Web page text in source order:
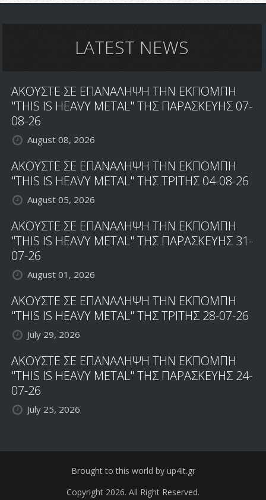
LATEST NEWS
ΑΚΟΥΣΤΕ ΣΕ ΕΠΑΝΑΛΗΨΗ ΤΗΝ ΕΚΠΟΜΠΗ
"THIS IS HEAVY METAL" ΤΗΣ ΠΑΡΑΣΚΕΥΗΣ 07-
08-26
August 08, 2026
ΑΚΟΥΣΤΕ ΣΕ ΕΠΑΝΑΛΗΨΗ ΤΗΝ ΕΚΠΟΜΠΗ
"THIS IS HEAVY METAL" ΤΗΣ ΤΡΙΤΗΣ 04-08-26
August 05, 2026
ΑΚΟΥΣΤΕ ΣΕ ΕΠΑΝΑΛΗΨΗ ΤΗΝ ΕΚΠΟΜΠΗ
"THIS IS HEAVY METAL" ΤΗΣ ΠΑΡΑΣΚΕΥΗΣ 31-
07-26
August 01, 2026
ΑΚΟΥΣΤΕ ΣΕ ΕΠΑΝΑΛΗΨΗ ΤΗΝ ΕΚΠΟΜΠΗ
"THIS IS HEAVY METAL" ΤΗΣ ΤΡΙΤΗΣ 28-07-26
July 29, 2026
ΑΚΟΥΣΤΕ ΣΕ ΕΠΑΝΑΛΗΨΗ ΤΗΝ ΕΚΠΟΜΠΗ
"THIS IS HEAVY METAL" ΤΗΣ ΠΑΡΑΣΚΕΥΗΣ 24-
07-26
July 25, 2026
Brought to this world by up4it.gr
Copyright 2026. All Right Reserved.